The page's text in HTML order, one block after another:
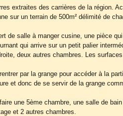
extraites des carrières de la région.
sur un terrain de 500m² délimité de
de salle à manger cusine, une pièce
qui arrive sur un petit palier
deux autres chambres. Les
par la grange pour accéder à la
et donc de se servir de la grange
une 5ème chambre, une salle de
et 2 autres chambres.